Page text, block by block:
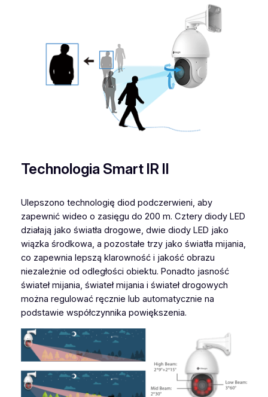
Technologia Smart IR II
Ulepszono technologię diod podczerwieni, aby
zapewnić wideo o zasięgu do 200 m. Cztery diody LED
działają jako światła drogowe, dwie diody LED jako
wiązka środkowa, a pozostałe trzy jako światła mijania,
co zapewnia lepszą klarowność i jakość obrazu
niezależnie od odległości obiektu. Ponadto jasność
świateł mijania, świateł mijania i świateł drogowych
można regulować ręcznie lub automatycznie na
podstawie współczynnika powiększenia.